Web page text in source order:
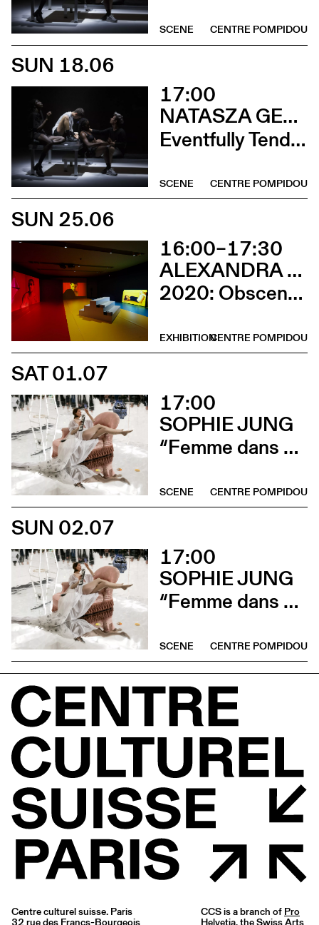
CENTRE POMPIDOU
SCENE
SUN 18.06
17:00
NATASZA GERLACH
Eventfully Tender
CENTRE POMPIDOU
SCENE
SUN 25.06
16:00–17:30
ALEXANDRA BACHZETSIS
2020: Obscene (Rencontre avec l’artiste)
CENTRE POMPIDOU
EXHIBITION
SAT 01.07
17:00
SOPHIE JUNG
“Femme dans un extérieur (La Pisseuse)”
CENTRE POMPIDOU
SCENE
SUN 02.07
17:00
SOPHIE JUNG
“Femme dans un extérieur (La Pisseuse)”
CENTRE POMPIDOU
SCENE
Centre culturel suisse. Paris
32 rue des Francs-Bourgeois
CCS is a branch of Pro
Helvetia, the Swiss Arts